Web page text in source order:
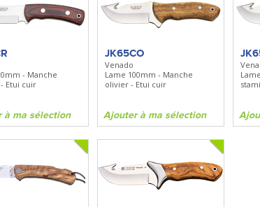
sélection
BN535
Clip réversible
Ajouter à ma sélection
SR100
Ajouter
- Manche
Etui cuir
à ma sélection
JK65CO
Venado
Lame 100mm - Manche
olivier - Etui cuir
Ajouter à ma sélection